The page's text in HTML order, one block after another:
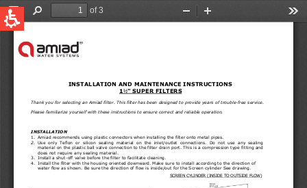
QUICK LINKS
Aplicaciones
Global
English
United States
English